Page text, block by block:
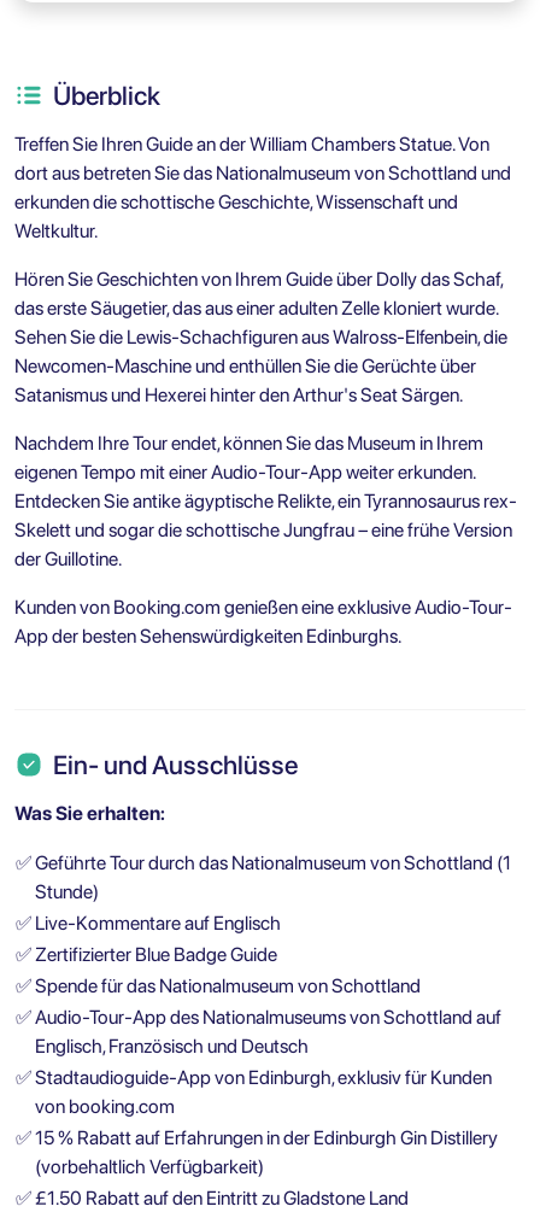
Überblick
Treffen Sie Ihren Guide an der William Chambers Statue. Von
dort aus betreten Sie das Nationalmuseum von Schottland und
erkunden die schottische Geschichte, Wissenschaft und
Weltkultur.
Hören Sie Geschichten von Ihrem Guide über Dolly das Schaf,
das erste Säugetier, das aus einer adulten Zelle kloniert wurde.
Sehen Sie die Lewis-Schachfiguren aus Walross-Elfenbein, die
Newcomen-Maschine und enthüllen Sie die Gerüchte über
Satanismus und Hexerei hinter den Arthur's Seat Särgen.
Nachdem Ihre Tour endet, können Sie das Museum in Ihrem
eigenen Tempo mit einer Audio-Tour-App weiter erkunden.
Entdecken Sie antike ägyptische Relikte, ein Tyrannosaurus rex-
Skelett und sogar die schottische Jungfrau – eine frühe Version
der Guillotine.
Kunden von Booking.com genießen eine exklusive Audio-Tour-
App der besten Sehenswürdigkeiten Edinburghs.
Ein- und Ausschlüsse
Was Sie erhalten:
✅Geführte Tour durch das Nationalmuseum von Schottland (1
Stunde)
✅ Live-Kommentare auf Englisch
✅ Zertifizierter Blue Badge Guide
✅Spende für das Nationalmuseum von Schottland
✅Audio-Tour-App des Nationalmuseums von Schottland auf
Englisch, Französisch und Deutsch
✅Stadtaudioguide-App von Edinburgh, exklusiv für Kunden
von booking.com
✅15 % Rabatt auf Erfahrungen in der Edinburgh Gin Distillery
(vorbehaltlich Verfügbarkeit)
✅£1.50 Rabatt auf den Eintritt zu Gladstone Land